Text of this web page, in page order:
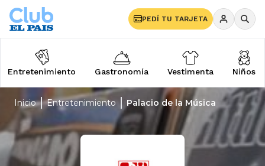
PEDÍ TU TARJETA
Entretenimiento Gastronomía Vestimenta Niños
Inicio Entretenimiento Palacio de la Música